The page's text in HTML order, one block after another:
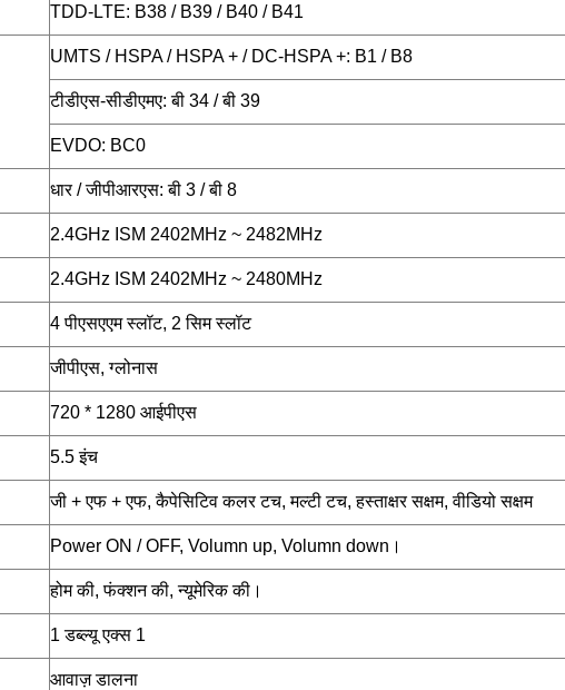
TDD-LTE: B38 / B39 / B40 / B41
UMTS / HSPA / HSPA + / DC-HSPA +: B1 / B8
टीडीएस-सीडीएमए: बी 34 / बी 39
EVDO: BC0
धार / जीपीआरएस: बी 3 / बी 8
2.4GHz ISM 2402MHz ~ 2482MHz
2.4GHz ISM 2402MHz ~ 2480MHz
4 पीएसएएम स्लॉट, 2 सिम स्लॉट
जीपीएस, ग्लोनास
720 * 1280 आईपीएस
5.5 इंच
जी + एफ + एफ, कैपेसिटिव कलर टच, मल्टी टच, हस्ताक्षर सक्षम, वीडियो सक्षम
Power ON / OFF, Volumn up, Volumn down।
होम की, फंक्शन की, न्यूमेरिक की।
1 डब्ल्यू एक्स 1
आवाज़ डालना